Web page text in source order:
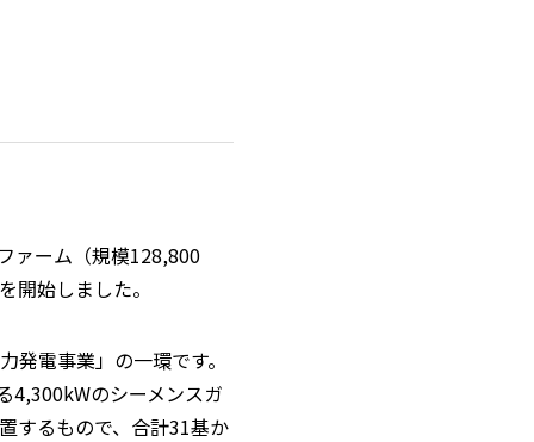
ァーム（規模128,800
開始しました。
発電事業」の一環です。
4,300kWのシーメンスガ
するもので、合計31基か